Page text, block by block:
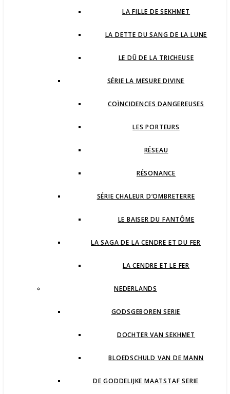
LA FILLE DE SEKHMET
LA DETTE DU SANG DE LA LUNE
LE DÛ DE LA TRICHEUSE
SÉRIE LA MESURE DIVINE
COÏNCIDENCES DANGEREUSES
LES PORTEURS
RÉSEAU
RÉSONANCE
SÉRIE CHALEUR D’OMBRETERRE
LE BAISER DU FANTÔME
LA SAGA DE LA CENDRE ET DU FER
LA CENDRE ET LE FER
NEDERLANDS
GODSGEBOREN SERIE
DOCHTER VAN SEKHMET
BLOEDSCHULD VAN DE MANN
DE GODDELIJKE MAATSTAF SERIE